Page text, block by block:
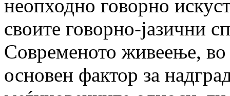
неопходно говорно
своите говорно-јазични
Современото живеење, во
основен фактор за